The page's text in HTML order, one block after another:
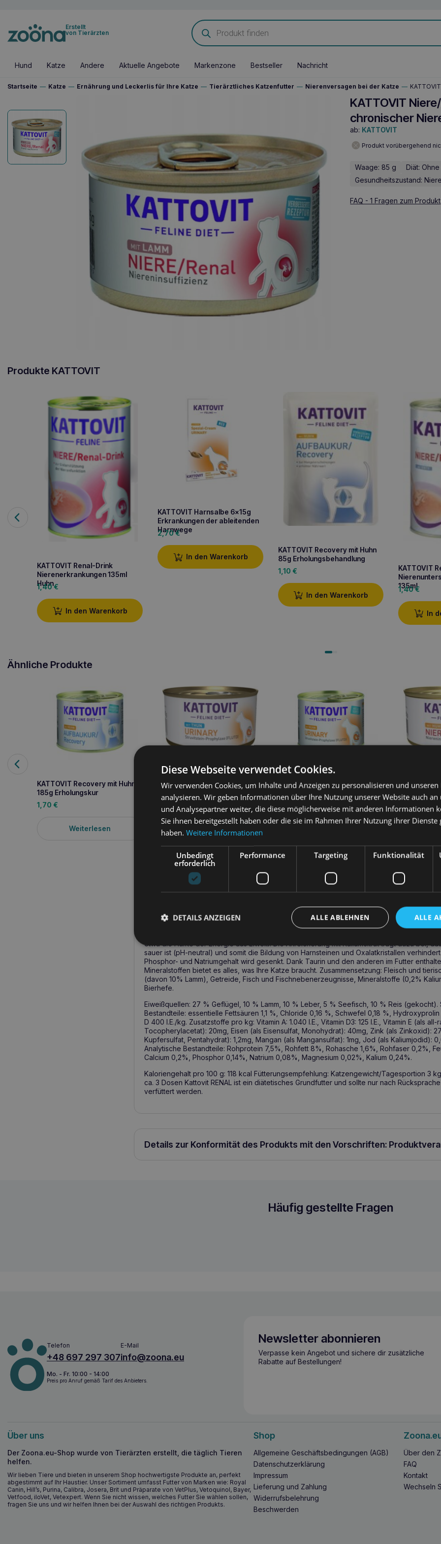
Erstellt
von Tierärzten
Products
search
Hund Katze Andere Aktuelle Angebote Markenzone Bestseller Nachricht
Startseite — Katze — Ernährung und Leckerlis für Ihre Katze — Tierärztliches Katzenfutter — Nierenversagen bei der Katze —
KATTOVIT
chronischer
ab: KATTOVIT
Produkt vorübergehend
Waage: 85 g Diät:
Gesundheitszustand:
FAQ - 1 Fragen zum Produkt
Produkte KATTOVIT
KATTOVIT Renal-Drink
Nierenerkrankungen 135ml
Huhn
1,40€
In den Warenkorb
KATTOVIT Harnsalbe 6x15g
Erkrankungen der ableitenden
Harnwege
2,70€
In den Warenkorb
KATTOVIT Recovery mit Huhn
85g Erholungsbehandlung
1,10 €
In den Warenkorb
KATTOVIT
135ml
1,40€
In
Ähnliche Produkte
KATTOVIT Recovery mit Huhn
185g Erholungskur
1,70 €
Weiterlesen
85g Harnwegserkrankungen
1,20€
Weiterlesen
KATTOVIT Urinary Huhn 185g
Erkrankungen der ableitenden
Harnwege
2,30€
85g für
1,20€
In
Produktbeschreibung
Kattovit Feline Diet – NIERE/RENAL ist ein Spezialfutter für Katzen mit chronischem
die Bildung von Oxalatsteinen. Zur Vorbeugung von Nierenerkrankungen ist eine
hilfreich. Bei Tieren, die zu Nierenerkrankungen neigen, kann eine Nahrung mit zu hohem
etwa die Hälfte der Energie aus Eiweiß. Die Anreicherung mit Kaliumcitrat trägt dazu bei,
sauer ist (pH-neutral) und somit die Bildung von Harnsteinen und Oxalatkristallen
Phosphor- und Natriumgehalt wird gesenkt. Dank Taurin und den anderen im Futter
Mineralstoffen bietet es alles, was Ihre Katze braucht. Zusammensetzung: Fleisch und
(davon 10% Lamm), Getreide, Fisch und Fischnebenerzeugnisse, Mineralstoffe (0,2%
Bierhefe.
Eiweißquellen: 27 % Geflügel, 10 % Lamm, 10 % Leber, 5 % Seefisch, 10 % Reis
Bestandteile: essentielle Fettsäuren 1,1 %, Chloride 0,16 %, Schwefel 0,18 %, Hydroxyprolin
D 400 I.E./kg. Zusatzstoffe pro kg: Vitamin A: 1.040 I.E., Vitamin D3: 125 I.E., Vitamin E (als
Tocopherylacetat): 20mg, Eisen (als Eisensulfat, Monohydrat): 40mg, Zink (als Zinkoxid):
Kupfersulfat, Pentahydrat): 1,2mg, Mangan (als Mangansulfat): 1mg, Jod (als Kaliumjodid):
Analytische Bestandteile: Rohprotein 7,5%, Rohfett 8%, Rohasche 1,6%, Rohfaser 0,2%,
Calcium 0,2%, Phosphor 0,14%, Natrium 0,08%, Magnesium 0,02%, Kalium 0,24%.
Kaloriengehalt pro 100 g: 118 kcal Fütterungsempfehlung: Katzengewicht/Tagesportion 3
ca. 3 Dosen Kattovit RENAL ist ein diätetisches Grundfutter und sollte nur nach
verfüttert werden.
Details zur Konformität des Produkts mit den Vorschriften:
KATTOVIT Niere/Renal lamb 85g für Katzen mit chronischer Niereninsuffizienz
Häufig gestellte Fragen
Telefon
+48 697 297 307
E-Mail
info@zoona.eu
Mo. - Fr. 10:00 - 14:00
Preis pro Anruf gemäß Tarif des Anbieters.
Newsletter abonnieren
Verpasse kein Angebot und sichere dir zusätzliche
Rabatte auf Bestellungen!
Über uns
Der Zoona.eu-Shop wurde von Tierärzten erstellt, die täglich Tieren
helfen.
Wir lieben Tiere und bieten in unserem Shop hochwertigste Produkte an, perfekt
abgestimmt auf Ihr Haustier. Unser Sortiment umfasst Futter von Marken wie: Royal
Canin, Hill’s, Purina, Calibra, Josera, Brit und Präparate von VetPlus, Vetoquinol, Bayer,
Vetfood, iloVet, Vetexpert. Wenn Sie nicht wissen, welches Futter Sie wählen sollen,
fragen Sie uns und wir helfen Ihnen bei der Auswahl des richtigen Produkts.
Shop
Allgemeine Geschäftsbedingungen (AGB)
Datenschutzerklärung
Impressum
Lieferung und Zahlung
Widerrufsbelehrung
Beschwerden
Über den
FAQ
Kontakt
Wechseln
Diese Webseite verwendet Cookies.
Wir verwenden Cookies, um Inhalte und Anzeigen zu personalisieren und
analysieren. Wir geben Informationen über Ihre Nutzung unserer Website auch an
und Analysepartner weiter, die diese möglicherweise mit anderen Informationen
Sie ihnen bereitgestellt haben oder die sie im Rahmen Ihrer Nutzung ihrer Dienste
haben. Weitere Informationen
Unbedingt
erforderlich
Performance Targeting Funktionalität
ALLE
ALLE ABLEHNEN
DETAILS ANZEIGEN